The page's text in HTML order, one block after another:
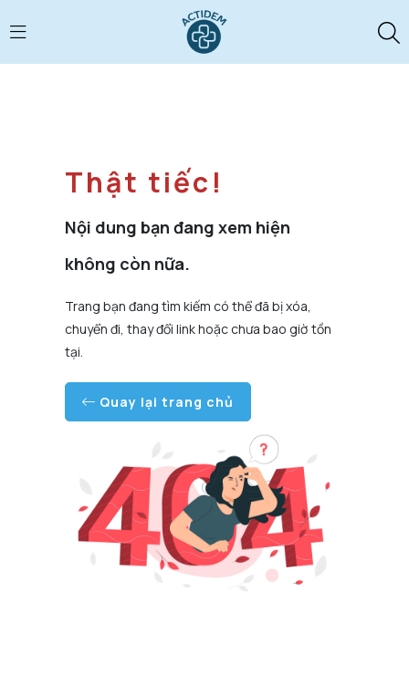
Thật tiếc!
Nội dung bạn đang xem hiện
không còn nữa.
Trang bạn đang tìm kiếm có thể đã bị xóa,
chuyển đi, thay đổi link hoặc chưa bao giờ tồn
tại.
Quay lại trang chủ